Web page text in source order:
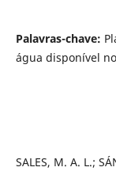
Palavras-chave:
água disponível
SALES, M. A. L.;